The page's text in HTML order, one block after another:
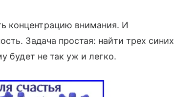
концентрацию внимания. И
Задача простая: найти трех синих
будет не так уж и легко.